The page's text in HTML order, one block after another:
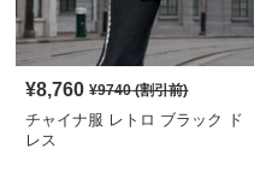
¥8,760 ¥9740(割引前)
チャイナ服 レトロ ブラック ド
レス